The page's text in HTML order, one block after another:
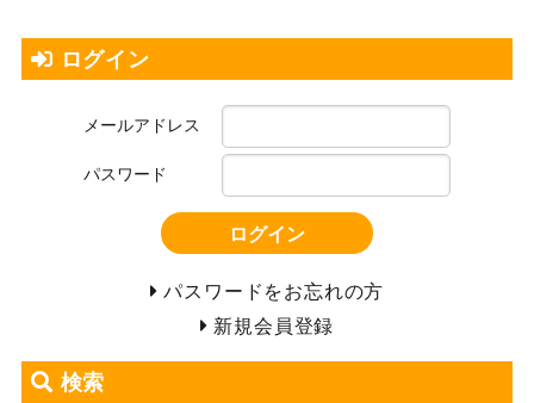
ログイン
メールアドレス
パスワード
ログイン
パスワードをお忘れの方
新規会員登録
検索